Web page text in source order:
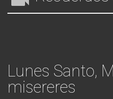
Lunes Santo,
misereres